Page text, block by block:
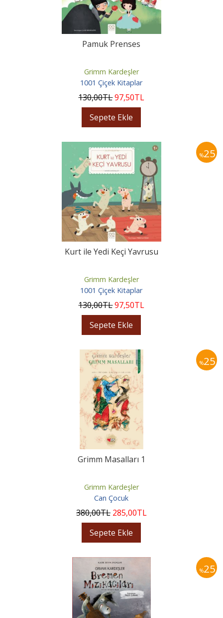
Pamuk Prenses
Grimm Kardeşler
1001 Çiçek Kitaplar
130,00TL97,50TL
Sepete Ekle
%25
Kurt ile Yedi Keçi Yavrusu
Grimm Kardeşler
1001 Çiçek Kitaplar
130,00TL97,50TL
Sepete Ekle
%25
Grimm Masalları 1
Grimm Kardeşler
Can Çocuk
380,00TL 285,00TL
Sepete Ekle
%25